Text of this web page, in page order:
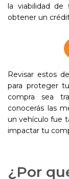
la viabilidad de
obtener un
Revisar estos
para proteger
compra sea
conocerás las
un vehículo fue
impactar tu
¿Por